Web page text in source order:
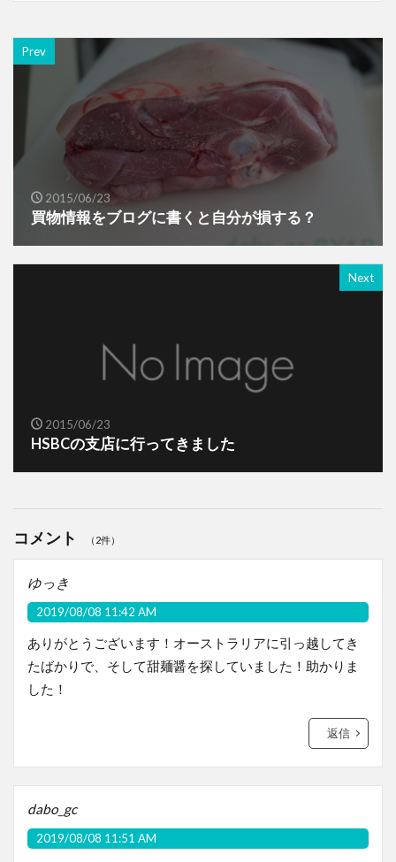
Prev
2015/06/23
買物情報をブログに書くと自分が損する？
Next
2015/06/23
HSBCの支店に行ってきました
コメント （2件）
ゆっき
2019/08/08 11:42 AM
ありがとうございます！オーストラリアに引っ越してき
たばかりで、そして甜麺醤を探していました！助かりま
した！
返信
dabo_gc
2019/08/08 11:51 AM